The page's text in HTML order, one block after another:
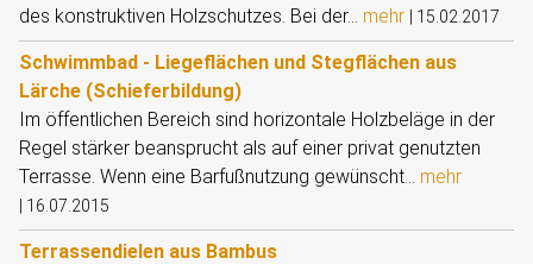
des konstruktiven Holzschutzes. Bei der... mehr 15.02.2017
Schwimmbad - Liegeflächen und Stegflächen aus
Lärche (Schieferbildung)
Im öffentlichen Bereich sind horizontale Holzbeläge in der
Regel stärker beansprucht als auf einer privat genutzten
Terrasse. Wenn eine Barfußnutzung gewünscht... mehr
16.07.2015
Terrassendielen aus Bambus